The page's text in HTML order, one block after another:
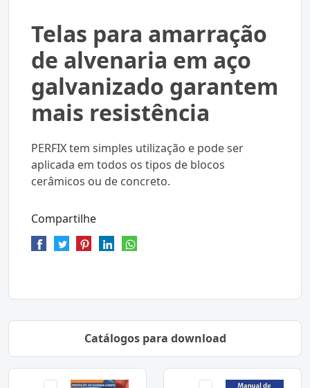
Telas para amarração
de alvenaria em aço
galvanizado garantem
mais resistência
PERFIX tem simples utilização e pode ser
aplicada em todos os tipos de blocos
cerâmicos ou de concreto.
Compartilhe
Catálogos para download